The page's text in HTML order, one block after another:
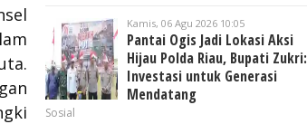
Kamis, 06 Agu 2026 10:05
Pantai Ogis Jadi Lokasi Aksi
Hijau Polda Riau, Bupati Zukri:
Investasi untuk Generasi
Mendatang
Sosial